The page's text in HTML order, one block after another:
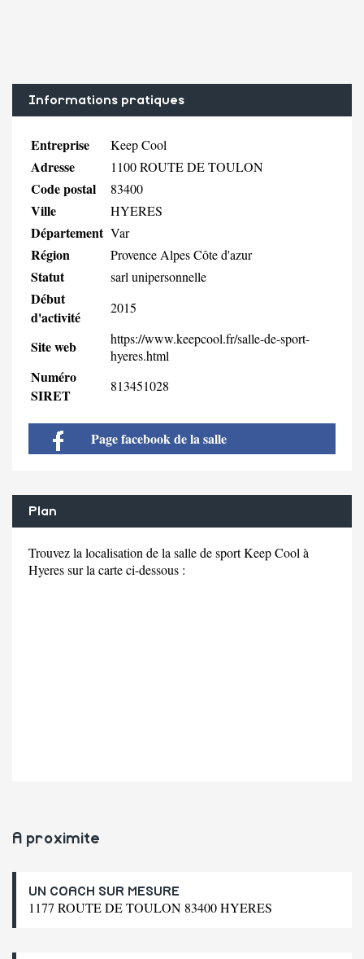
Informations pratiques
Entreprise Keep Cool
Adresse 1100 ROUTE DE TOULON
Code postal 83400
Ville HYERES
Département Var
Région Provence Alpes Côte d'azur
Statut sarl unipersonnelle
Début
d'activité
2015
Site web
https://www.keepcool.fr/salle-de-sport-
hyeres.html
Numéro
SIRET
813451028
Page facebook de la salle
Plan
Trouvez la localisation de la salle de sport Keep Cool à
Hyeres sur la carte ci-dessous :
A proximite
UN COACH SUR MESURE
1177 ROUTE DE TOULON 83400 HYERES